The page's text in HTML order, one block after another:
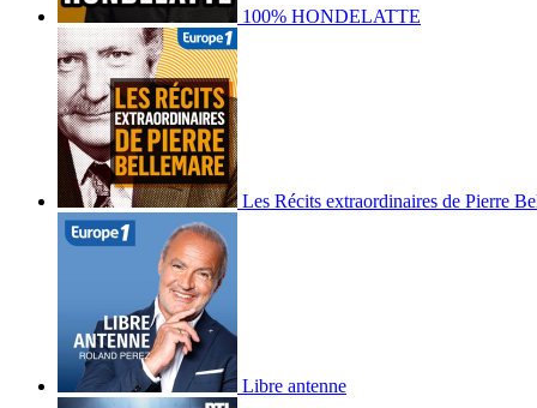
100% HONDELATTE
Les Récits extraordinaires de Pierre
Libre antenne